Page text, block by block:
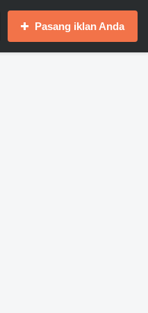
Pasang iklan Anda